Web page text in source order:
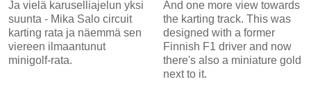
Ja vielä karuselliajelun yksi
suunta - Mika Salo circuit
karting rata ja näemmä sen
viereen ilmaantunut
minigolf-rata.
And one more view towards
the karting track. This was
designed with a former
Finnish F1 driver and now
there's also a miniature gold
next to it.